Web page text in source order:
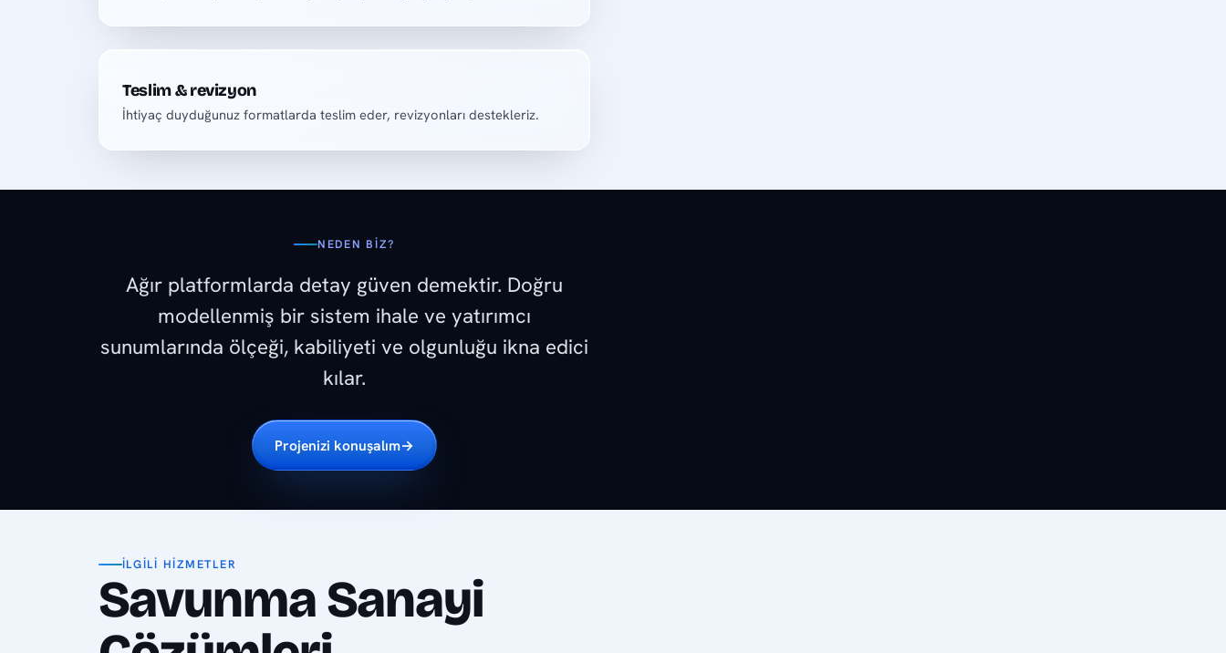
Teslim & revizyon
İhtiyaç duyduğunuz formatlarda teslim eder, revizyonları destekleriz.
NEDEN BIZ?
Ağır platformlarda detay güven demektir. Doğru
modellenmiş bir sistem ihale ve yatırımcı
sunumlarında ölçeği, kabiliyeti ve olgunluğu ikna edici
kılar.
Projenizi konuşalım→
İLGILI HIZMETLER
Savunma Sanayi